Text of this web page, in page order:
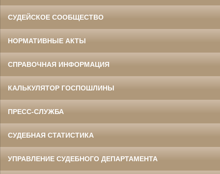
СУДЕЙСКОЕ СООБЩЕСТВО
НОРМАТИВНЫЕ АКТЫ
СПРАВОЧНАЯ ИНФОРМАЦИЯ
КАЛЬКУЛЯТОР ГОСПОШЛИНЫ
ПРЕСС-СЛУЖБА
СУДЕБНАЯ СТАТИСТИКА
УПРАВЛЕНИЕ СУДЕБНОГО ДЕПАРТАМЕНТА